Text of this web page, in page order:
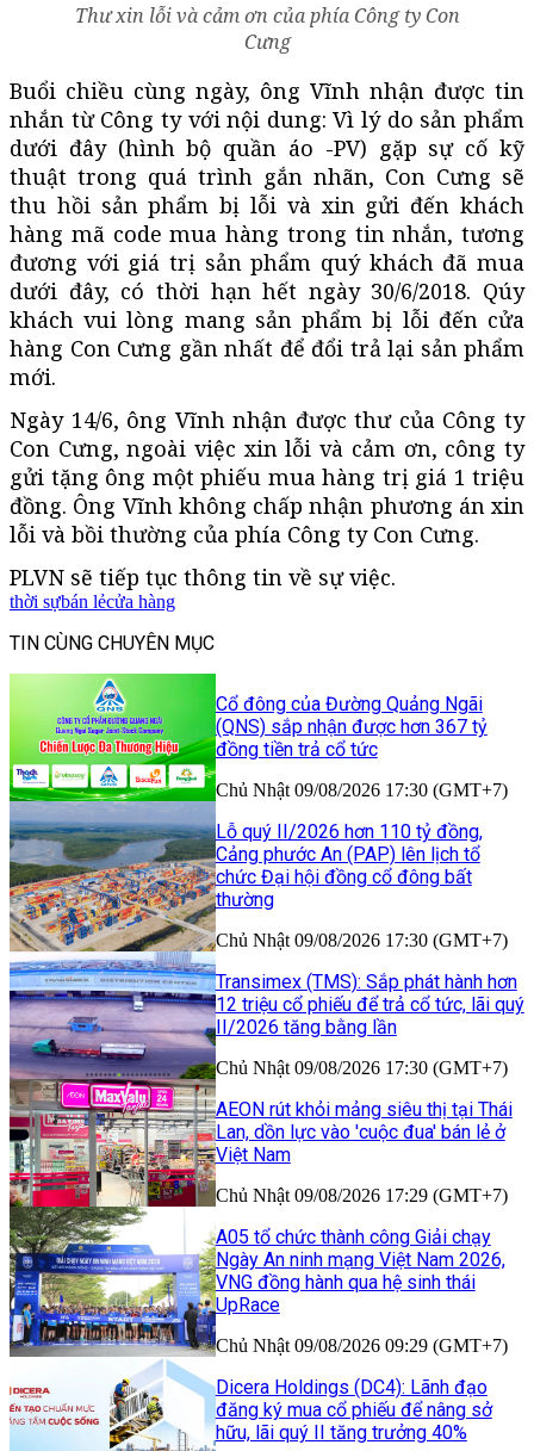
Thư xin lỗi và cảm ơn của phía Công ty Con
Cưng
Buổi chiều cùng ngày, ông Vĩnh nhận được tin
nhắn từ Công ty với nội dung: Vì lý do sản phẩm
dưới đây (hình bộ quần áo -PV) gặp sự cố kỹ
thuật trong quá trình gắn nhãn, Con Cưng sẽ
thu hồi sản phẩm bị lỗi và xin gửi đến khách
hàng mã code mua hàng trong tin nhắn, tương
đương với giá trị sản phẩm quý khách đã mua
dưới đây, có thời hạn hết ngày 30/6/2018. Qúy
khách vui lòng mang sản phẩm bị lỗi đến cửa
hàng Con Cưng gần nhất để đổi trả lại sản phẩm
mới.
Ngày 14/6, ông Vĩnh nhận được thư của Công ty
Con Cưng, ngoài việc xin lỗi và cảm ơn, công ty
gửi tặng ông một phiếu mua hàng trị giá 1 triệu
đồng. Ông Vĩnh không chấp nhận phương án xin
lỗi và bồi thường của phía Công ty Con Cưng.
PLVN sẽ tiếp tục thông tin về sự việc.
thời sựbán lẻcửa hàng
TIN CÙNG CHUYÊN MỤC
Cổ đông của Đường Quảng Ngãi
(QNS) sắp nhận được hơn 367 tỷ
đồng tiền trả cổ tức
Chủ Nhật 09/08/2026 17:30 (GMT+7)
Lỗ quý II/2026 hơn 110 tỷ đồng,
Cảng phước An (PAP) lên lịch tổ
chức Đại hội đồng cổ đông bất
thường
Chủ Nhật 09/08/2026 17:30 (GMT+7)
Transimex (TMS): Sắp phát hành hơn
12 triệu cổ phiếu để trả cổ tức, lãi quý
II/2026 tăng bằng lần
Chủ Nhật 09/08/2026 17:30 (GMT+7)
AEON rút khỏi mảng siêu thị tại Thái
Lan, dồn lực vào 'cuộc đua' bán lẻ ở
Việt Nam
Chủ Nhật 09/08/2026 17:29 (GMT+7)
A05 tổ chức thành công Giải chạy
Ngày An ninh mạng Việt Nam 2026,
VNG đồng hành qua hệ sinh thái
UpRace
Chủ Nhật 09/08/2026 09:29 (GMT+7)
Dicera Holdings (DC4): Lãnh đạo
đăng ký mua cổ phiếu để nâng sở
hữu, lãi quý II tăng trưởng 40%